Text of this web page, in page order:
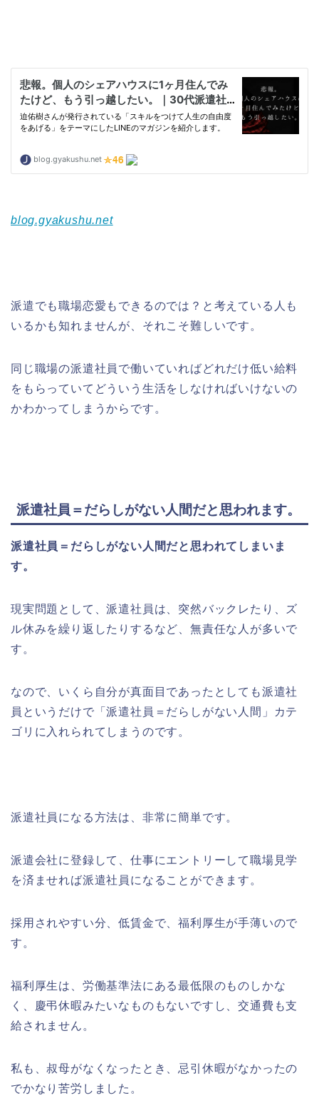
blog.gyakushu.net
派遣でも職場恋愛もできるのでは？と考えている人も
いるかも知れませんが、それこそ難しいです。
同じ職場の派遣社員で働いていればどれだけ低い給料
をもらっていてどういう生活をしなければいけないの
かわかってしまうからです。
派遣社員＝だらしがない人間だと思われます。
派遣社員＝だらしがない人間だと思われてしまいま
す。
現実問題として、派遣社員は、突然バックレたり、ズ
ル休みを繰り返したりするなど、無責任な人が多いで
す。
なので、いくら自分が真面目であったとしても派遣社
員というだけで「派遣社員＝だらしがない人間」カテ
ゴリに入れられてしまうのです。
派遣社員になる方法は、非常に簡単です。
派遣会社に登録して、仕事にエントリーして職場見学
を済ませれば派遣社員になることができます。
採用されやすい分、低賃金で、福利厚生が手薄いので
す。
福利厚生は、労働基準法にある最低限のものしかな
く、慶弔休暇みたいなものもないですし、交通費も支
給されません。
私も、叔母がなくなったとき、忌引休暇がなかったの
でかなり苦労しました。